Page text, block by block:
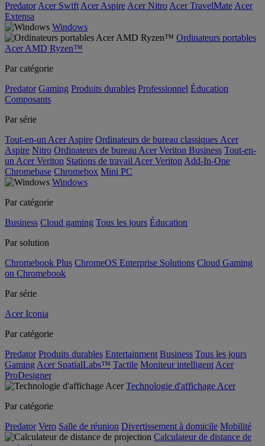
Predator Acer Swift Acer Aspire Acer Nitro Acer TravelMate Acer
Extensa
Windows
Ordinateurs portables
Acer AMD Ryzen™
Par catégorie
Predator Gaming Produits durables Professionnel Éducation
Composants
Par série
Tout-en-un Acer Aspire Ordinateurs de bureau classiques Acer
Aspire Nitro Ordinateurs de bureau Acer Veriton Business Tout-en-
un Acer Veriton Stations de travail Acer Veriton Add-In-One
Chromebase Chromebox Mini PC
Windows
Par catégorie
Business Cloud gaming Tous les jours Éducation
Par solution
Chromebook Plus ChromeOS Enterprise Solutions Cloud Gaming
on Chromebook
Par série
Acer Iconia
Par catégorie
Predator Produits durables Entertainment Business Tous les jours
Gaming Acer SpatialLabs™ Tactile Moniteur intelligent Acer
ProDesigner
Technologie d'affichage Acer
Par catégorie
Predator Vero Salle de réunion Divertissement à domicile Mobilité
Calculateur de distance de